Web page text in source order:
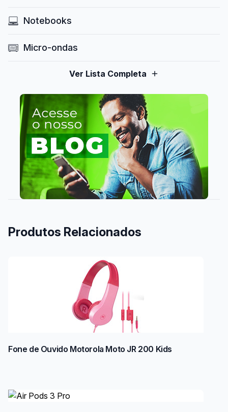
Notebooks
Micro-ondas
Ver Lista Completa
Produtos Relacionados
Fone de Ouvido Motorola Moto JR 200 Kids